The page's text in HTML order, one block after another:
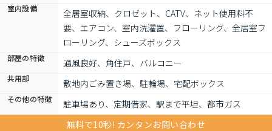
室内設備
全居室収納、クロゼット、CATV、ネット使用料不
要、エアコン、室内洗濯置、フローリング、全居室フ
ローリング、シューズボックス
部屋の特徴 通風良好、角住戸、バルコニー
共用部 敷地内ごみ置き場、駐輪場、宅配ボックス
その他の特徴
駐車場あり、定期借家、駅まで平坦、都市ガス
無料で10秒! カンタンお問い合わせ